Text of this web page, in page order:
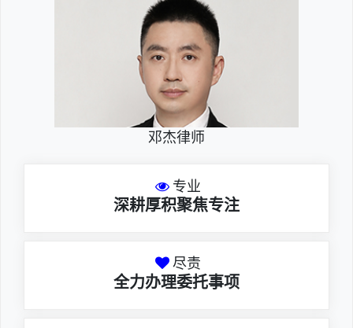
邓杰律师
专业
深耕厚积聚焦专注
尽责
全力办理委托事项